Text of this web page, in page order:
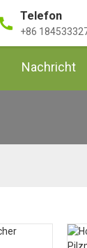
Telefon
+86
Nachricht